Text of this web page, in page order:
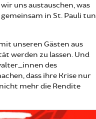
uns austauschen, was
in St. Pauli tun
unseren Gästen aus
werden zu lassen. Und
des
dass ihre Krise nur
mehr die Rendite